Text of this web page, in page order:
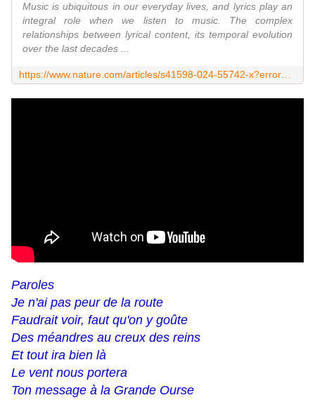
Music is ubiquitous in our everyday lives, and lyrics play an
integral role when we listen to music. The complex
relationships between lyrical content, its temporal evolution
over the last decades ...
Paroles
Je n'ai pas peur de la route
Faudrait voir, faut qu'on y goûte
Des méandres au creux des reins
Et tout ira bien là
Le vent nous portera
Ton message à la Grande Ourse